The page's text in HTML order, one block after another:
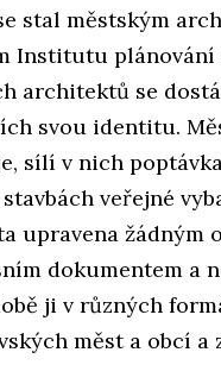
stal městským
Institutu plánování
architektů se
svou identitu.
sílí v nich
veřejné
upravena žádným
dokumentem a
ji v různých
měst a obcí a